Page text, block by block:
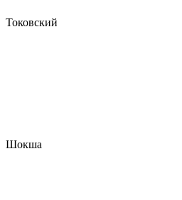
Токовский
Шокша